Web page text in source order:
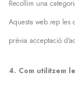
Recollim una
Aquesta web rep les
prèvia acceptació
4. Com utilitzem